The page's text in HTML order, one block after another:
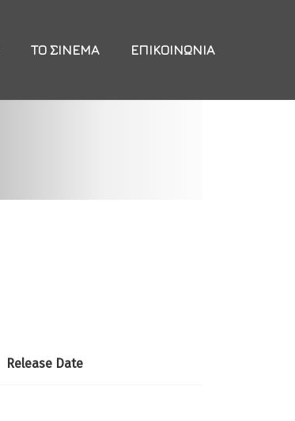
ΤΟ ΣΙΝΕΜΆ ΕΠΙΚΟΙΝΩΝΊΑ
Release Date